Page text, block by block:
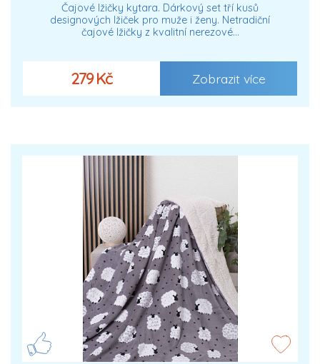
Čajové lžičky kytara. Dárkový set tří kusů
designových lžiček pro muže i ženy. Netradiční
čajové lžičky z kvalitní nerezové…
279 Kč Zobrazit více